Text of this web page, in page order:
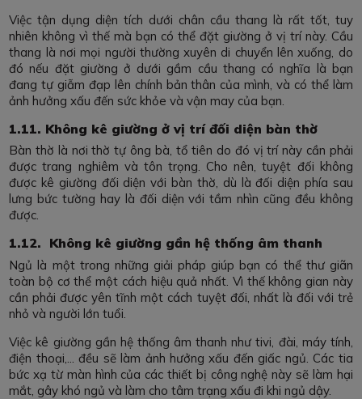
Việc tận dụng diện tích dưới chân cầu thang là rất tốt, tuy
nhiên không vì thế mà bạn có thể đặt giường ở vị trí này. Cầu
thang là nơi mọi người thường xuyên di chuyển lên xuống, do
đó nếu đặt giường ở dưới gầm cầu thang có nghĩa là bạn
đang tự giẫm đạp lên chính bản thân của mình, và có thể làm
ảnh hưởng xấu đến sức khỏe và vận may của bạn.
1.11. Không kê giường ở vị trí đối diện bàn thờ
Bàn thờ là nơi thờ tự ông bà, tổ tiên do đó vị trí này cần phải
được trang nghiêm và tôn trọng. Cho nên, tuyệt đối không
được kê giường đối diện với bàn thờ, dù là đối diện phía sau
lưng bức tường hay là đối diện với tầm nhìn cũng đều không
được.
1.12. Không kê giường gần hệ thống âm thanh
Ngủ là một trong những giải pháp giúp bạn có thể thư giãn
toàn bộ cơ thể một cách hiệu quả nhất. Vì thế không gian này
cần phải được yên tĩnh một cách tuyệt đối, nhất là đối với trẻ
nhỏ và người lớn tuổi.
Việc kê giường gần hệ thống âm thanh như tivi, đài, máy tính,
điện thoại,... đều sẽ làm ảnh hưởng xấu đến giấc ngủ. Các tia
bức xạ từ màn hình của các thiết bị công nghệ này sẽ làm hại
mắt, gây khó ngủ và làm cho tâm trạng xấu đi khi ngủ dậy.